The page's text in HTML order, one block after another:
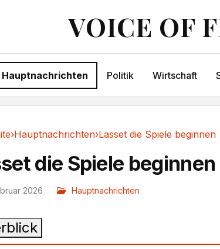
VOICE OF
Hauptnachrichten Politik Wirtschaft
›Hauptnachrichten›Lasset die Spiele beginnen
die Spiele beginnen
2026 Hauptnachrichten